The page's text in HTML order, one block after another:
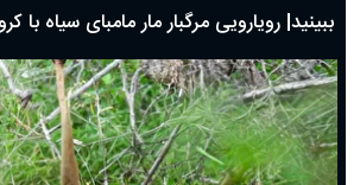
ببینید| رویارویی مرگبار مار مامبای سیاه با